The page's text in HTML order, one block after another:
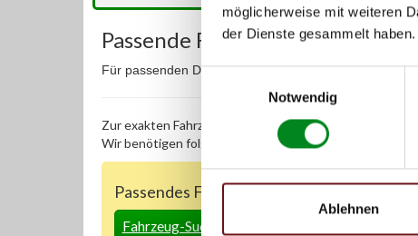
möglicherweise mit weiteren
der Dienste gesammelt haben.
Einwilligungsauswahl
Notwendig
Ablehnen
Passende Fahrzeuge:
Für passenden DPF-Einsatz kontaktieren Sie bitte
Zur exakten Fahrzeug-Identifizierung können Sie auch
Wir benötigen folgende Fahrzeugdaten:
Passendes Fahrzeug nicht dabei?
Fahrzeug-Suche für Rußpartikelfilter DPF